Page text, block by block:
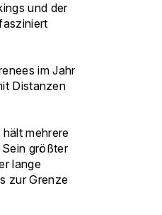
und der
im Jahr
Distanzen
mehrere
größter
lange
zur Grenze